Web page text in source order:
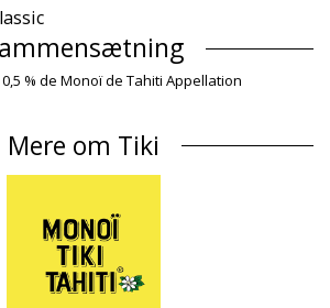
% de Monoï de Tahiti Appellation
Sodium chloride, Parfum, Cocos nucifera
appellation d’origine),
1 x Brusegeler (Andre accessoirer er ikke
Mere om Tiki